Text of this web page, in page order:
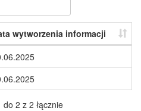
wytworzenia informacji
2 z 2 łącznie